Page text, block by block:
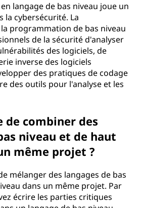
langage de bas niveau joue un
cybersécurité. La
programmation de bas niveau
de la sécurité d'analyser
des logiciels, de
inverse des logiciels
des pratiques de codage
des outils pour l'analyse et les
de combiner des
niveau et de haut
même projet ?
mélanger des langages de bas
dans un même projet. Par
écrire les parties critiques